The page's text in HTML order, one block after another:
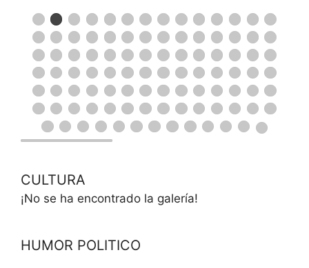
CULTURA
¡No se ha encontrado la galería!
HUMOR POLITICO